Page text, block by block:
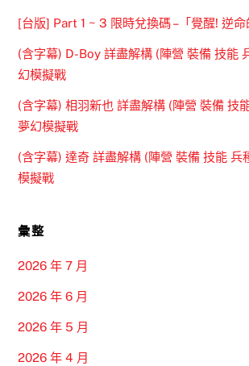
[台版] Part 1 ~ 3 限時兌換碼 –「覺醒! 逆命
(含字幕) D-Boy 詳盡解構 (陣營 裝備 技能
幻模擬戰
(含字幕) 相羽新也 詳盡解構 (陣營 裝備 技
夢幻模擬戰
(含字幕) 達奇 詳盡解構 (陣營 裝備 技能 兵
模擬戰
彙整
2026 年 7 月
2026 年 6 月
2026 年 5 月
2026 年 4 月